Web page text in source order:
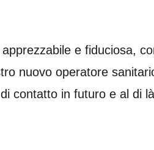
e fiduciosa,
nuovo operatore
contatto in futuro e al di